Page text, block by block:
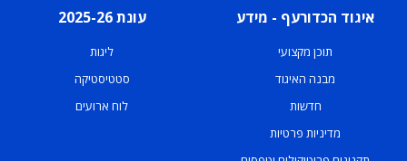
איגוד הכדורעף - מידע
תוכן מקצועי
מבנה האיגוד
חדשות
מדיניות פרטיות
עונת 2025-26
ליגות
סטטיסטיקה
לוח ארועים